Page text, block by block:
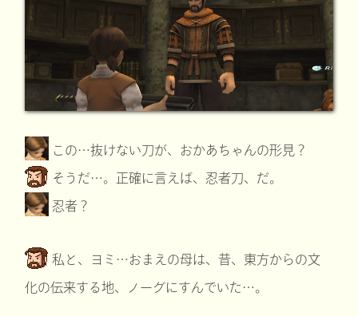
この…抜けない刀が、おかあちゃんの形見？
そうだ…。正確に言えば、忍者刀、だ。
忍者？
私と、ヨミ…おまえの母は、昔、東方からの文
化の伝来する地、ノーグにすんでいた…。